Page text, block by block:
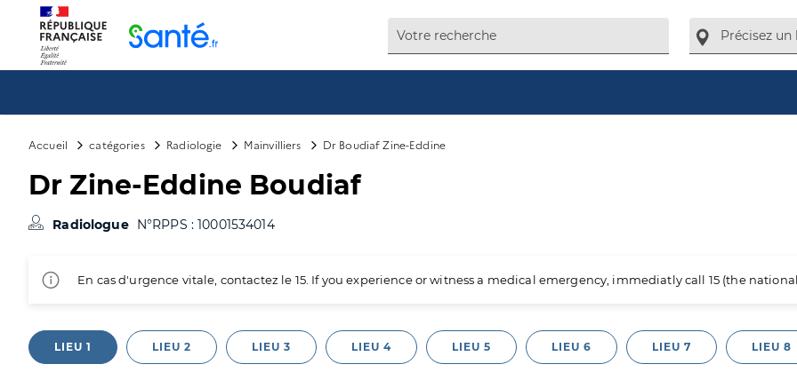
Accueil catégories Radiologie Mainvilliers Dr Boudiaf Zine-Eddine
Dr Zine-Eddine Boudiaf
Radiologue N°RPPS : 10001534014
En cas d'urgence vitale, contactez le 15. If you experience or witness a medical emergency, immediatly call 15 (the
LIEU 1 LIEU 2 LIEU 3 LIEU 4 LIEU 5 LIEU 6 LIEU 7 LIEU 8
Panneau de gestion des cookies